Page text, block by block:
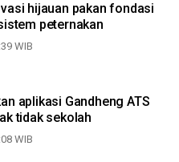
hijauan pakan fondasi
peternakan
WIB
aplikasi Gandheng ATS
tidak sekolah
WIB